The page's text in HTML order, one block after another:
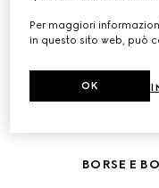
ACQUISTA
BORSE E
Per maggiori
in questo sito web, può
OK